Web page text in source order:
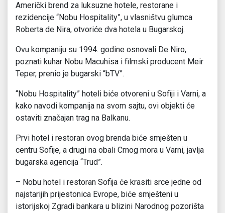
Američki brend za luksuzne hotele, restorane i
rezidencije “Nobu Hospitality”, u vlasništvu glumca
Roberta de Nira, otvoriće dva hotela u Bugarskoj.
Ovu kompaniju su 1994. godine osnovali De Niro,
poznati kuhar Nobu Macuhisa i filmski producent Meir
Teper, prenio je bugarski “bTV”.
“Nobu Hospitality” hoteli biće otvoreni u Sofiji i Varni, a
kako navodi kompanija na svom sajtu, ovi objekti će
ostaviti značajan trag na Balkanu.
Prvi hotel i restoran ovog brenda biće smješten u
centru Sofije, a drugi na obali Crnog mora u Varni, javlja
bugarska agencija “Trud”.
– Nobu hotel i restoran Sofija će krasiti srce jedne od
najstarijih prijestonica Evrope, biće smješteni u
istorijskoj Zgradi bankara u blizini Narodnog pozorišta